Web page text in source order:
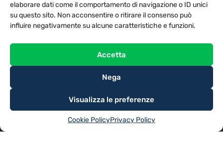
elaborare dati come il comportamento di navigazione o ID unici
su questo sito. Non acconsentire o ritirare il consenso può
influire negativamente su alcune caratteristiche e funzioni.
Accetta
Nega
Visualizza le preferenze
Cookie PolicyPrivacy Policy
TV LIBERA S.P.A.
Via Monteleonese 95/21 – 51100 Pistoia (PT)
Tel. 0573.9136 / Fax 0573.913615